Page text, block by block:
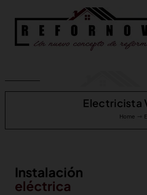
contenido
Electricista
Home
Instalación
eléctrica